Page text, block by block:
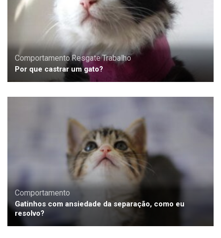
Comportamento,Resgate,Trabalho
Por que castrar um gato?
Comportamento
Gatinhos com ansiedade da separação, como eu
resolvo?